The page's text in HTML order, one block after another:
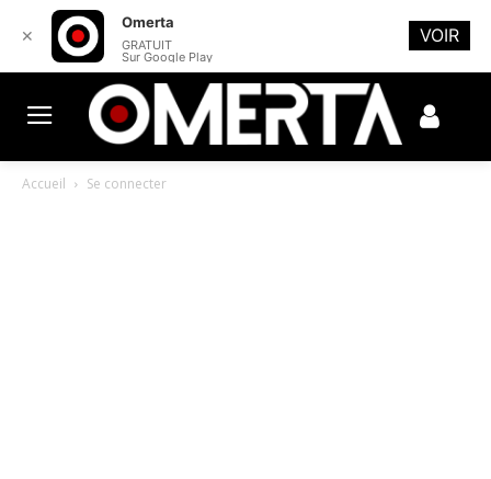
Accueil Se connecter
✕
Omerta
GRATUIT
Sur Google Play
VOIR